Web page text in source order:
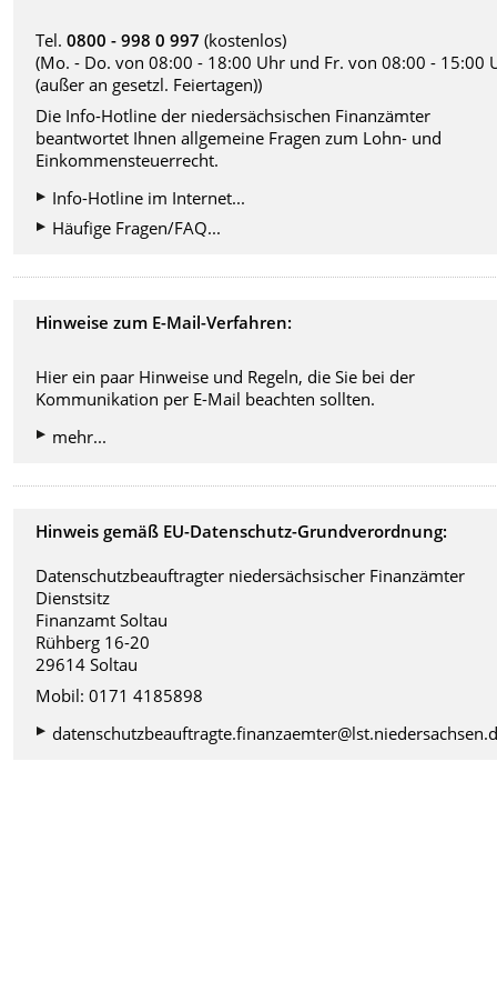
Tel.0800 - 998 0 997 (kostenlos)
(Mo. - Do. von 08:00 - 18:00 Uhr und Fr. von 08:00 - 15:00
(außer an gesetzl. Feiertagen))
Die Info-Hotline der niedersächsischen Finanzämter
beantwortet Ihnen allgemeine Fragen zum Lohn- und
Einkommensteuerrecht.
Info-Hotline im Internet...
Häufige Fragen/FAQ...
Hinweise zum E-Mail-Verfahren:
Hier ein paar Hinweise und Regeln, die Sie bei der
Kommunikation per E-Mail beachten sollten.
mehr...
Hinweis gemäß EU-Datenschutz-Grundverordnung:
Datenschutzbeauftragter niedersächsischer Finanzämter
Dienstsitz
Finanzamt Soltau
Rühberg 16-20
29614 Soltau
Mobil: 0171 4185898